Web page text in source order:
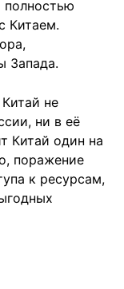
полностью
Китаем.
Запада.
не
ни в её
Китай один на
поражение
к ресурсам,